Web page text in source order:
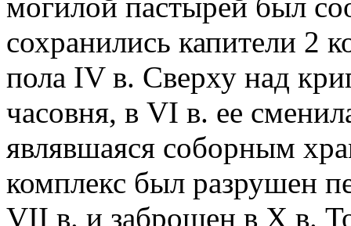
могилой пастырей был
сохранились капители 2
пола IV в. Сверху над
часовня, в VI в. ее
являвшаяся соборным
комплекс был разрушен
VII в. и заброшен в Х в.